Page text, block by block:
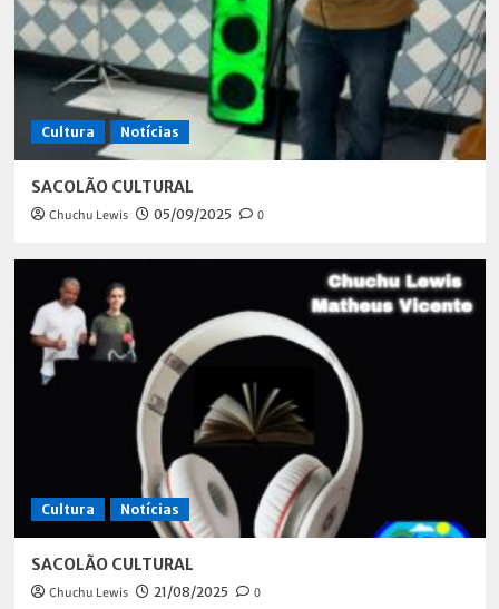
Cultura Notícias
SACOLÃO CULTURAL
Chuchu Lewis 05/09/2025 0
Cultura Notícias
SACOLÃO CULTURAL
Chuchu Lewis 21/08/2025 0